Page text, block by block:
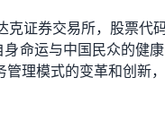
证券交易所，股票代码
命运与中国民众的健
理模式的变革和创新